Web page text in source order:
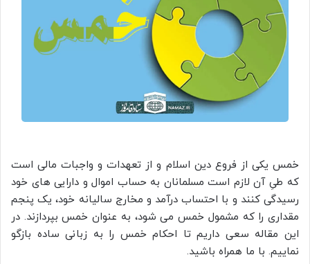
خمس یکی از فروع دین اسلام و از تعهدات و واجبات مالی است
که طیِ آن لازم است مسلمانان به حساب اموال و دارایی های خود
رسیدگی کنند و با احتساب درآمد و مخارج سالیانه خود، یک پنجم
مقداری را که مشمول خمس می شود، به عنوان خمس بپردازند. در
این مقاله سعی داریم تا احکام خمس را به زبانی ساده بازگو
نماییم. با ما همراه باشید.